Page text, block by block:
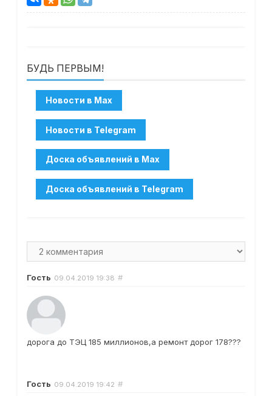
БУДЬ ПЕРВЫМ!
Гость 09.04.2019 19:38 #
дорога до ТЭЦ 185 миллионов,а ремонт дорог 178???
Гость 09.04.2019 19:42 #